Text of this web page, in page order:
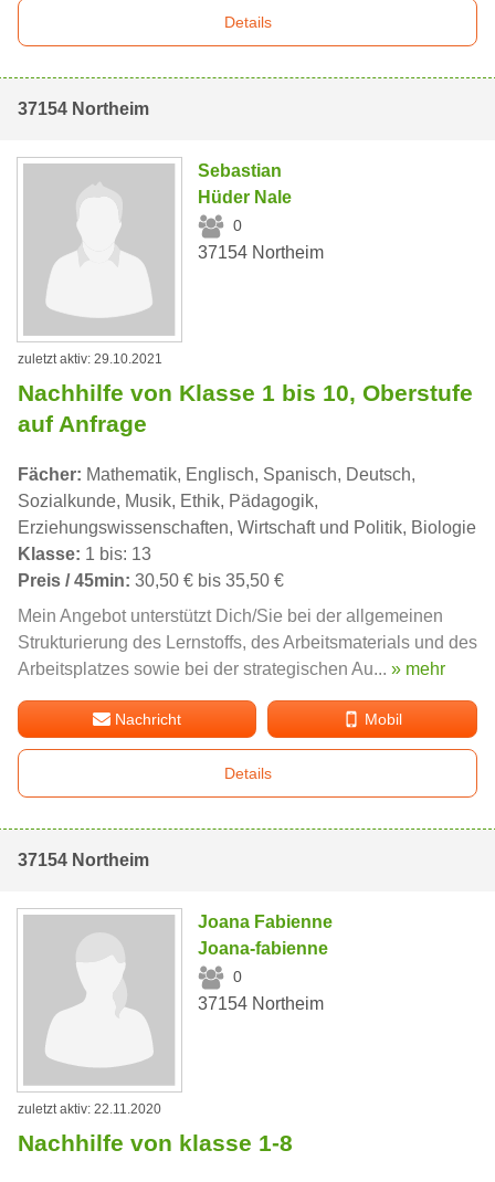
Details
37154 Northeim
Sebastian
Hüder Nale
0
37154 Northeim
zuletzt aktiv: 29.10.2021
Nachhilfe von Klasse 1 bis 10, Oberstufe
auf Anfrage
Fächer: Mathematik, Englisch, Spanisch, Deutsch,
Sozialkunde, Musik, Ethik, Pädagogik,
Erziehungswissenschaften, Wirtschaft und Politik, Biologie
Klasse: 1 bis: 13
Preis / 45min: 30,50 € bis 35,50 €
Mein Angebot unterstützt Dich/Sie bei der allgemeinen
Strukturierung des Lernstoffs, des Arbeitsmaterials und des
Arbeitsplatzes sowie bei der strategischen Au... » mehr
Nachricht Mobil
Details
37154 Northeim
Joana Fabienne
Joana-fabienne
0
37154 Northeim
zuletzt aktiv: 22.11.2020
Nachhilfe von klasse 1-8